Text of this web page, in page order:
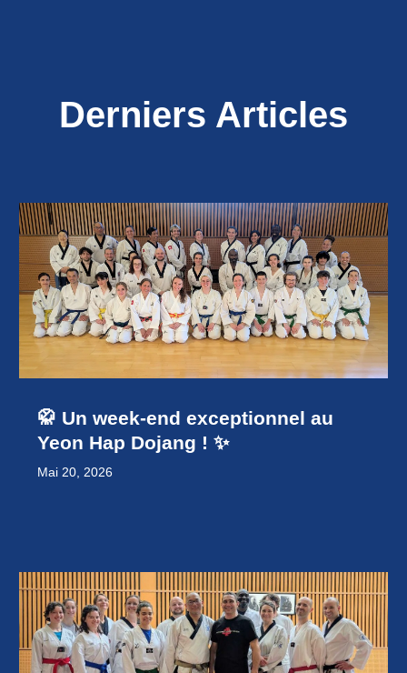
Derniers Articles
🥋 Un week-end exceptionnel au
Yeon Hap Dojang ! ✨
Mai 20, 2026